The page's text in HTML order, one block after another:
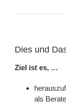
Dies und
Ziel ist es, …
als